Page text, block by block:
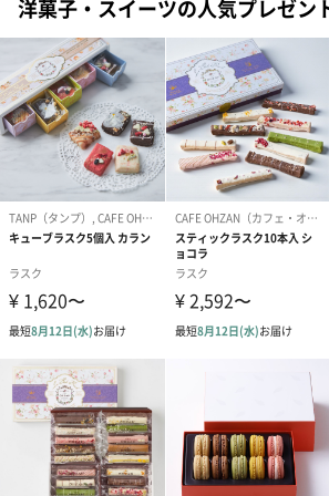
商品オプション情
紙袋
お渡し用の紙袋です。
商品に合わせたサイズをお届けします。
あり（280円）
洋菓子・スイーツの人気プレゼン